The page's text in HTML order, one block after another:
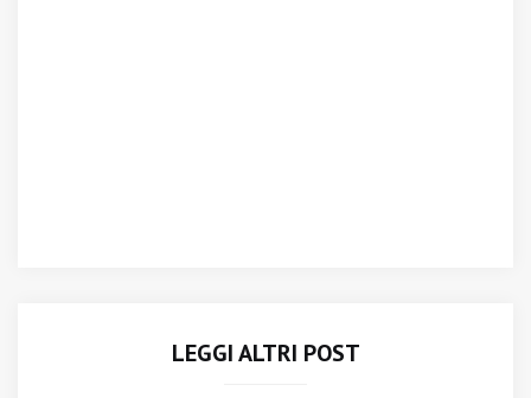
LEGGI ALTRI POST